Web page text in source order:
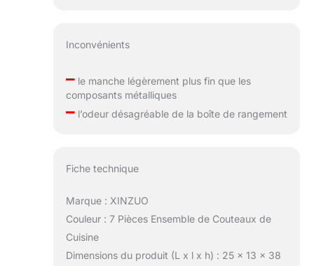
Inconvénients
–le manche légèrement plus fin que les
composants métalliques
–l’odeur désagréable de la boîte de rangement
Fiche technique
Marque : XINZUO
Couleur : 7 Pièces Ensemble de Couteaux de
Cuisine
Dimensions du produit (L x l x h) : 25 x 13 x 38